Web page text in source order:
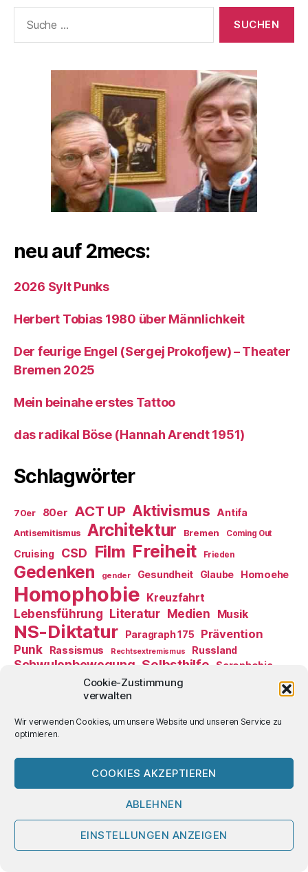
Cookie-Zustimmung
verwalten
Wir verwenden Cookies, um unsere Website und unseren Service zu
optimieren.
COOKIES AKZEPTIEREN
ABLEHNEN
EINSTELLUNGEN ANZEIGEN
nach:
neu auf 2mecs:
2026 Sylt Punks
Herbert Tobias 1980 über Männlichkeit
Der feurige Engel (Sergej Prokofjew) – Theater
Bremen 2025
Mein beinahe erstes Tattoo
das radikal Böse (Hannah Arendt 1951)
Schlagwörter
70er 80er ACT UP Aktivismus Antifa
Antisemitismus Architektur Bremen Coming Out
Cruising CSD Film Freiheit Frieden
Gedenken gender Gesundheit Glaube Homoehe
Homophobie Kreuzfahrt
Lebensführung Literatur Medien Musik
NS-Diktatur Paragraph 175
Prävention
Punk
Rassismus Rechtsextremismus Russland
Schwulenbewegung Selbsthilfe Serophobie
Ulli Umwelt USA
Viruslast-Methode Wahlen
2mecs im Internet
2mecs auf Facebook
2mecs Feed Artikel
2mecs Ulli auf Diaspora